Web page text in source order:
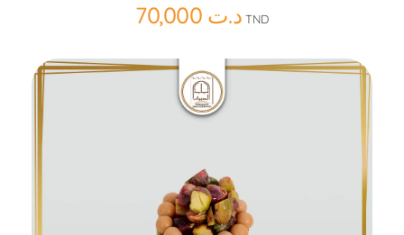
د.ت 70,000 TND